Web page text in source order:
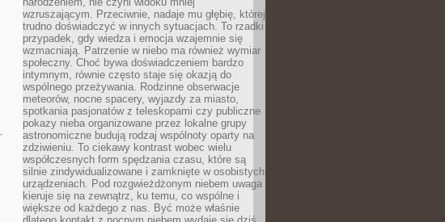
wzruszającym. Przeciwnie, nadaje mu głębię, której
trudno doświadczyć w innych sytuacjach. To rzadki
przypadek, gdy wiedza i emocja wzajemnie się
wzmacniają. Patrzenie w niebo ma również wymiar
społeczny. Choć bywa doświadczeniem bardzo
intymnym, równie często staje się okazją do
wspólnego przeżywania. Rodzinne obserwacje
meteorów, nocne spacery, wyjazdy za miasto,
spotkania pasjonatów z teleskopami czy publiczne
pokazy nieba organizowane przez lokalne grupy
astronomiczne budują rodzaj wspólnoty oparty na
zdziwieniu. To ciekawy kontrast wobec wielu
współczesnych form spędzania czasu, które są
silnie zindywidualizowane i zamknięte w osobistych
urządzeniach. Pod rozgwieżdżonym niebem uwaga
kieruje się na zewnątrz, ku temu, co wspólne i
większe od każdego z nas. Być może właśnie